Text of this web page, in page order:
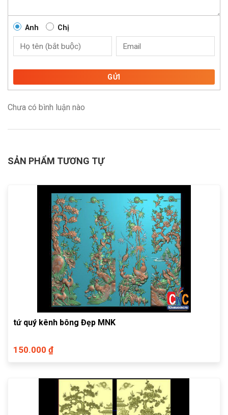
Anh Chị
GỬI
Chưa có bình luận nào
SẢN PHẨM TƯƠNG TỰ
tứ quý kênh bông Đẹp MNK
150.000 ₫